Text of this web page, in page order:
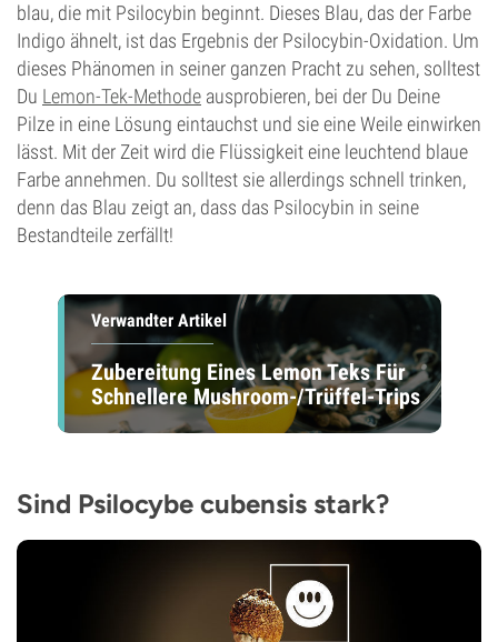
blau, die mit Psilocybin beginnt. Dieses Blau, das der Farbe
Indigo ähnelt, ist das Ergebnis der Psilocybin-Oxidation. Um
dieses Phänomen in seiner ganzen Pracht zu sehen, solltest
Du Lemon-Tek-Methode ausprobieren, bei der Du Deine
Pilze in eine Lösung eintauchst und sie eine Weile einwirken
lässt. Mit der Zeit wird die Flüssigkeit eine leuchtend blaue
Farbe annehmen. Du solltest sie allerdings schnell trinken,
denn das Blau zeigt an, dass das Psilocybin in seine
Bestandteile zerfällt!
Verwandter Artikel
Zubereitung Eines Lemon Teks Für
Schnellere Mushroom-/Trüffel-Trips
Sind Psilocybe cubensis stark?